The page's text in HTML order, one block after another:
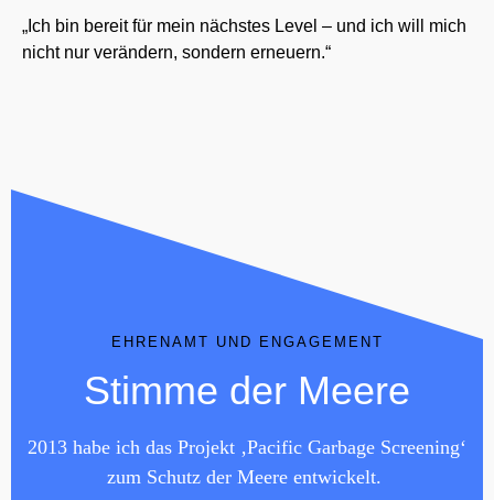
„Ich bin bereit für mein nächstes Level – und ich will mich
nicht nur verändern, sondern erneuern.“
EHRENAMT UND ENGAGEMENT
Stimme der Meere
2013 habe ich das Projekt ‚Pacific Garbage Screening‘
zum Schutz der Meere entwickelt.